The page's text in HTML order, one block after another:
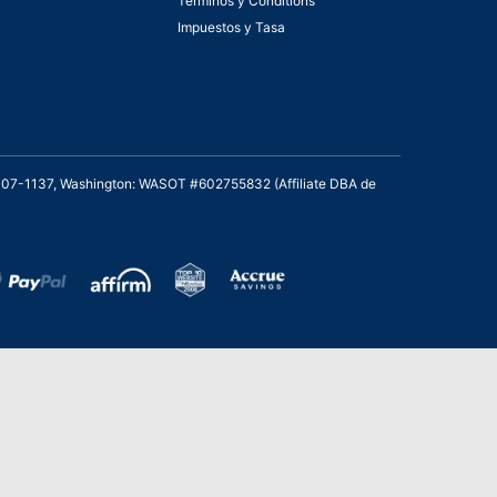
Impuestos y Tasa
1137, Washington: WASOT #602755832 (Affiliate DBA de